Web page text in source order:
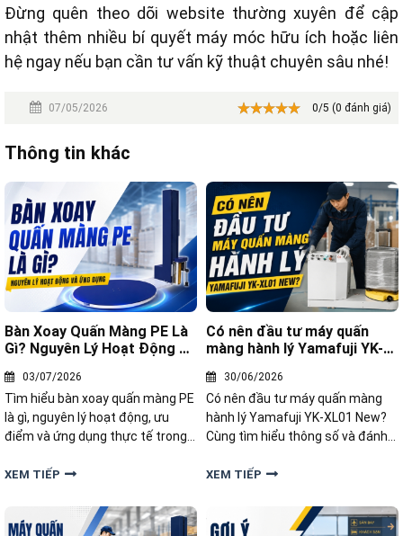
Đừng quên theo dõi website thường xuyên để cập
nhật thêm nhiều bí quyết máy móc hữu ích hoặc liên
hệ ngay nếu bạn cần tư vấn kỹ thuật chuyên sâu nhé!
07/05/2026 0/5 (0 đánh giá)
Thông tin khác
Bàn Xoay Quấn Màng PE Là
Gì? Nguyên Lý Hoạt Động Và
03/07/2026
Tìm hiểu bàn xoay quấn màng PE
là gì, nguyên lý hoạt động, ưu
điểm và ứng dụng thực tế trong
doanh nghiệp tiết kiệm chi phí,
XEM TIẾP
Có nên đầu tư máy quấn
màng hành lý Yamafuji YK-
30/06/2026
Có nên đầu tư máy quấn màng
hành lý Yamafuji YK-XL01 New?
Cùng tìm hiểu thông số và đánh
phù hợp với nhu cầu kinh doanh.
XEM TIẾP